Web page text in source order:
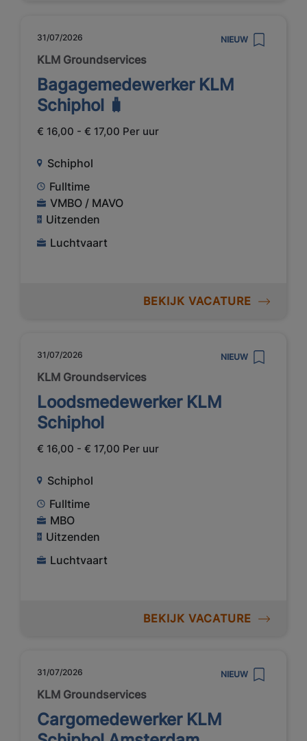
31/07/2026 NIEUW
KLM Groundservices
Bagagemedewerker KLM
Schiphol 🧳
€ 16,00 - € 17,00 Per uur
Schiphol
Fulltime
VMBO / MAVO
Uitzenden
Luchtvaart
BEKIJK VACATURE
31/07/2026 NIEUW
KLM Groundservices
Loodsmedewerker KLM
Schiphol
€ 16,00 - € 17,00 Per uur
Schiphol
Fulltime
MBO
Uitzenden
Luchtvaart
BEKIJK VACATURE
31/07/2026 NIEUW
KLM Groundservices
Cargomedewerker KLM